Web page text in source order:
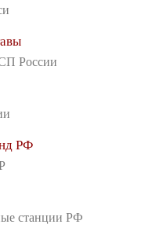
России
РФ
станции РФ